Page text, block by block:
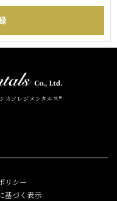
カゴレジメンタルス®
リシー
基づく表示